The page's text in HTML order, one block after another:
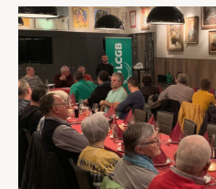
Assistance en vie
Développement
Devenir Membre